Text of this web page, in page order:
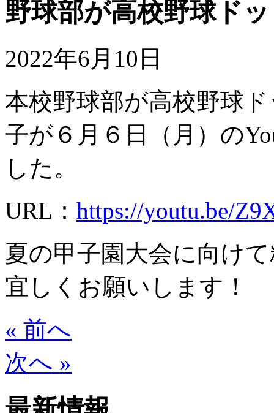
野球部が高校野球ド
2022年6月10日
本校野球部が高校野球
子が６月６日（月）の
した。
URL： https://youtu.be/
夏の甲子園大会に向け
宜しくお願いします！
« 前へ
次へ »